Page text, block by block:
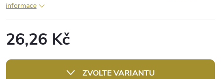
informace
26,26 Kč
cena:
ZVOLTE VARIANTU